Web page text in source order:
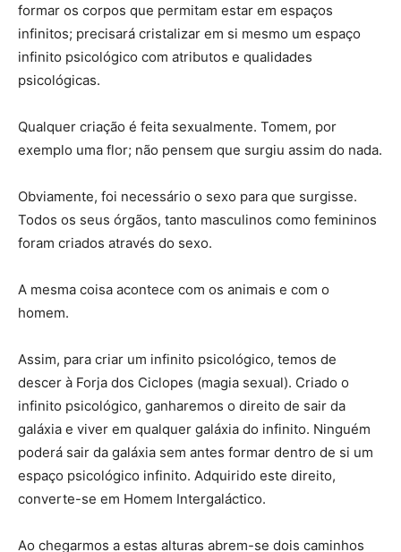
formar os corpos que permitam estar em espaços
infinitos; precisará cristalizar em si mesmo um espaço
infinito psicológico com atributos e qualidades
psicológicas.
Qualquer criação é feita sexualmente. Tomem, por
exemplo uma flor; não pensem que surgiu assim do nada.
Obviamente, foi necessário o sexo para que surgisse.
Todos os seus órgãos, tanto masculinos como femininos
foram criados através do sexo.
A mesma coisa acontece com os animais e com o
homem.
Assim, para criar um infinito psicológico, temos de
descer à Forja dos Ciclopes (magia sexual). Criado o
infinito psicológico, ganharemos o direito de sair da
galáxia e viver em qualquer galáxia do infinito. Ninguém
poderá sair da galáxia sem antes formar dentro de si um
espaço psicológico infinito. Adquirido este direito,
converte-se em Homem Intergaláctico.
Ao chegarmos a estas alturas abrem-se dois caminhos